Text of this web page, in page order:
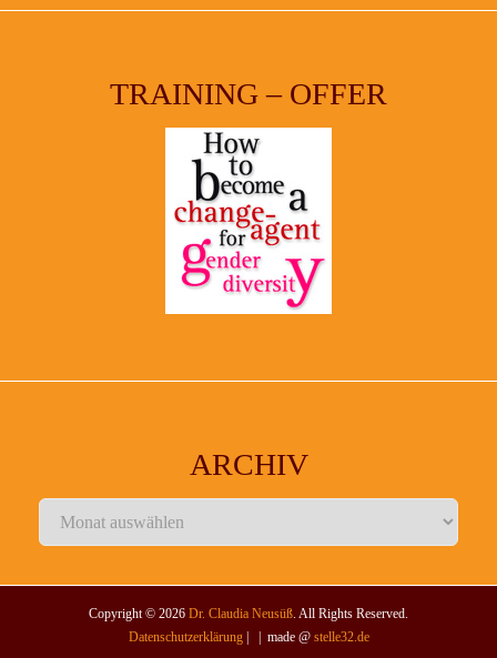
TRAINING – OFFER
ARCHIV
Archiv
Copyright © 2026 Dr. Claudia Neusüß. All Rights Reserved.
Datenschutzerklärung| | made @ stelle32.de